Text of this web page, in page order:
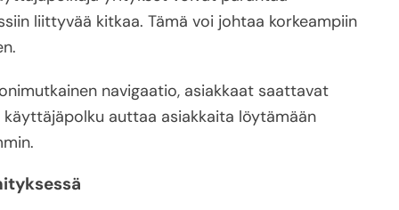
liittyvää kitkaa. Tämä voi johtaa korkeampiin
navigaatio, asiakkaat saattavat
auttaa asiakkaita löytämään